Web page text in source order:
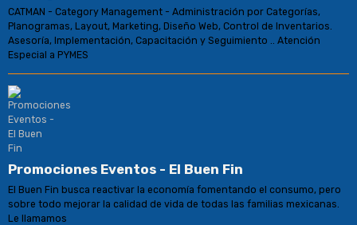
CATMAN - Category Management - Administración por Categorías,
Planogramas, Layout, Marketing, Diseño Web, Control de Inventarios.
Asesoría, Implementación, Capacitación y Seguimiento .. Atención
Especial a PYMES
Promociones Eventos - El Buen Fin
El Buen Fin busca reactivar la economía fomentando el consumo, pero
sobre todo mejorar la calidad de vida de todas las familias mexicanas.
Le llamamos